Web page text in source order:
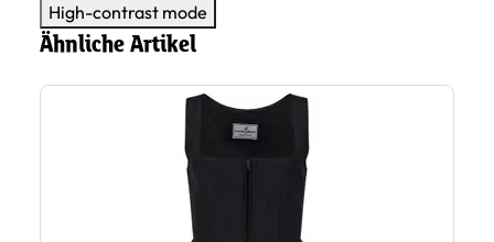
High-contrast mode
Ähnliche Artikel